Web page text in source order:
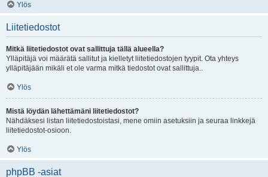
Ylös
Liitetiedostot
Mitkä liitetiedostot ovat sallittuja tällä alueella?
Ylläpitäjä voi määrätä sallitut ja kielletyt liitetiedostojen tyypit. Ota yhteys
ylläpitäjään mikäli et ole varma mitkä tiedostot ovat sallittuja..
Ylös
Mistä löydän lähettämäni liitetiedostot?
Nähdäksesi listan liitetiedostoistasi, mene omiin asetuksiin ja seuraa linkkejä
liitetiedostot-osioon.
Ylös
phpBB -asiat